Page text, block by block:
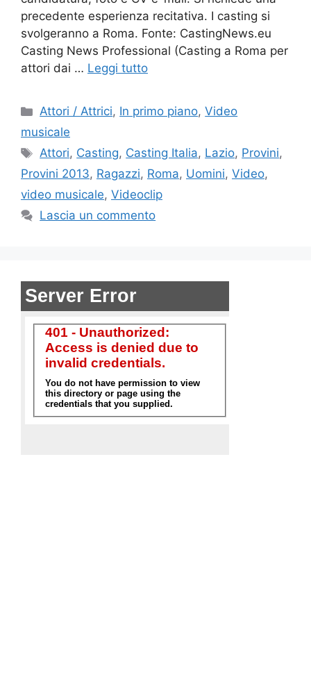
precedente esperienza recitativa. I casting si
svolgeranno a Roma. Fonte: CastingNews.eu
Casting News Professional (Casting a Roma per
attori dai … Leggi tutto
Categorie
Attori / Attrici, In primo piano,Video
musicale
Tag
Attori, Casting, Casting Italia, Lazio, Provini,
Provini 2013, Ragazzi, Roma, Uomini, Video,
video musicale, Videoclip
Lascia un commento